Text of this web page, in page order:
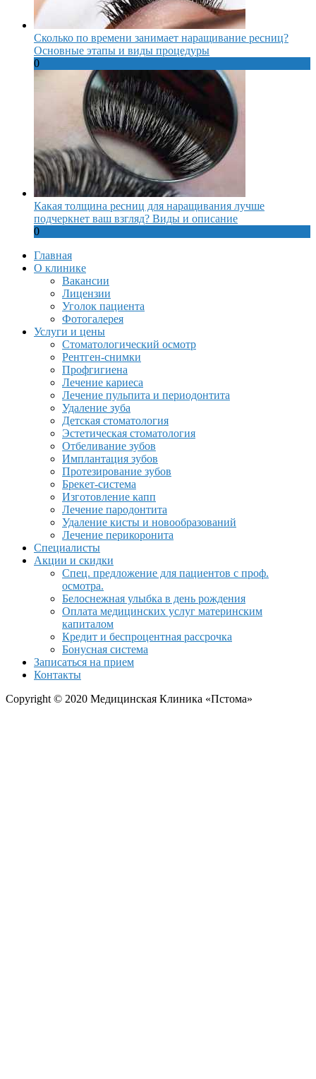
Сколько по времени занимает наращивание ресниц?
Основные этапы и виды процедуры
0
Какая толщина ресниц для наращивания лучше
подчеркнет ваш взгляд? Виды и описание
0
Главная
О клинике
Вакансии
Лицензии
Уголок пациента
Фотогалерея
Услуги и цены
Стоматологический осмотр
Рентген-снимки
Профгигиена
Лечение кариеса
Лечение пульпита и периодонтита
Удаление зуба
Детская стоматология
Эстетическая стоматология
Отбеливание зубов
Имплантация зубов
Протезирование зубов
Брекет-система
Изготовление капп
Лечение пародонтита
Удаление кисты и новообразований
Лечение перикоронита
Специалисты
Акции и скидки
Спец. предложение для пациентов с проф.
осмотра.
Белоснежная улыбка в день рождения
Оплата медицинских услуг материнским
капиталом
Кредит и беспроцентная рассрочка
Бонусная система
Записаться на прием
Контакты
Copyright © 2020 Медицинская Клиника «Пстома»